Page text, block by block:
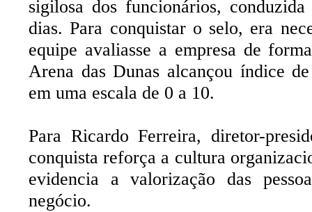
sigilosa dos funcionários,
dias. Para conquistar o selo, era
equipe avaliasse a empresa de
Arena das Dunas alcançou índice
em uma escala de 0 a 10.
Para Ricardo Ferreira, diretor-
conquista reforça a cultura
evidencia a valorização das
negócio.